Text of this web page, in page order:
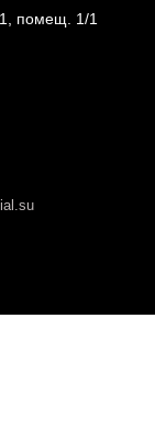
1, помещ. 1/1